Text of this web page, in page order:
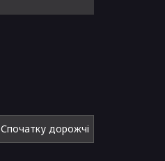
Спочатку дорожчі